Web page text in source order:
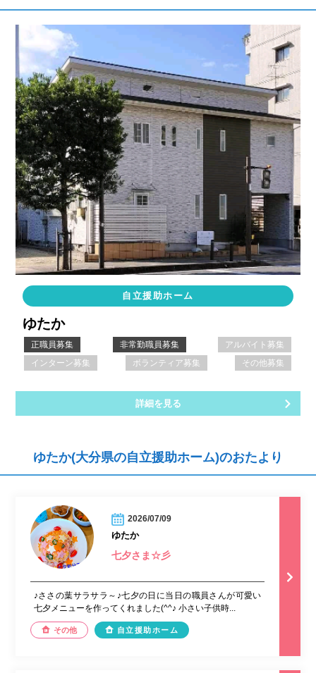
自立援助ホーム
ゆたか
正職員募集 非常勤職員募集
アルバイト募集
インターン募集
ボランティア募集 その他募集
詳細を見る
ゆたか(大分県の自立援助ホーム)のおたより
2026/07/09
ゆたか
七夕さま☆彡
♪ささの葉サラサラ～♪七夕の日に当日の職員さんが可愛い
七夕メニューを作ってくれました(^^♪ 小さい子供時...
その他 自立援助ホーム